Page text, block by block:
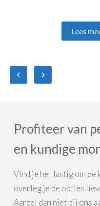
Lees
Profiteer van
en kundige
Vind je het lastig om de
overleg je de opties
Aarzel dan niet bij ons